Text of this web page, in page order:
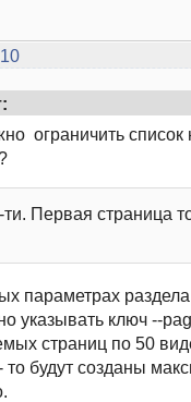
ограничить
ти. Первая страница
параметрах
указывать ключ --
страниц по 50
то будут созданы